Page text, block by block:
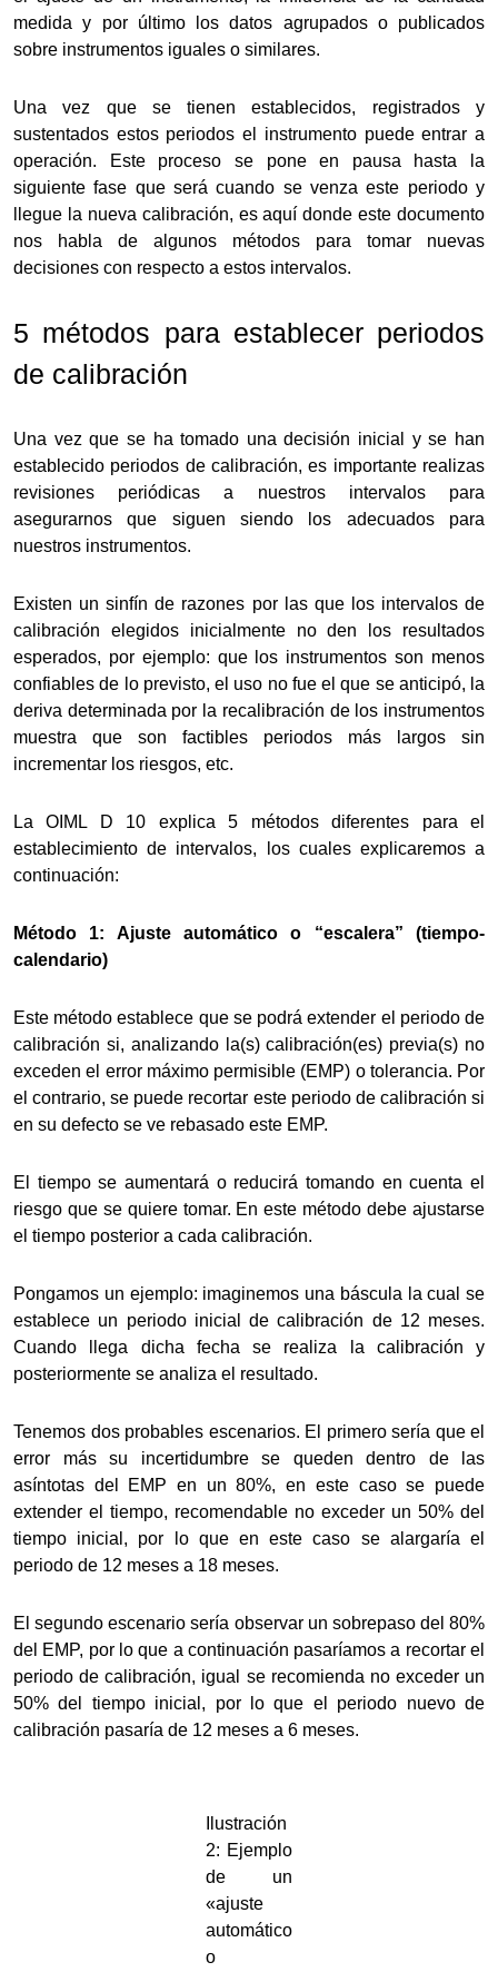
medida y por último los datos agrupados o publicados
sobre instrumentos iguales o similares.
Una vez que se tienen establecidos, registrados y
sustentados estos periodos el instrumento puede entrar a
operación. Este proceso se pone en pausa hasta la
siguiente fase que será cuando se venza este periodo y
llegue la nueva calibración, es aquí donde este documento
nos habla de algunos métodos para tomar nuevas
decisiones con respecto a estos intervalos.
5 métodos para establecer periodos
de calibración
Una vez que se ha tomado una decisión inicial y se han
establecido periodos de calibración, es importante realizas
revisiones periódicas a nuestros intervalos para
asegurarnos que siguen siendo los adecuados para
nuestros instrumentos.
Existen un sinfín de razones por las que los intervalos de
calibración elegidos inicialmente no den los resultados
esperados, por ejemplo: que los instrumentos son menos
confiables de lo previsto, el uso no fue el que se anticipó, la
deriva determinada por la recalibración de los instrumentos
muestra que son factibles periodos más largos sin
incrementar los riesgos, etc.
La OIML D 10 explica 5 métodos diferentes para el
establecimiento de intervalos, los cuales explicaremos a
continuación:
Método 1: Ajuste automático o “escalera” (tiempo-
calendario)
Este método establece que se podrá extender el periodo de
calibración si, analizando la(s) calibración(es) previa(s) no
exceden el error máximo permisible (EMP) o tolerancia. Por
el contrario, se puede recortar este periodo de calibración si
en su defecto se ve rebasado este EMP.
El tiempo se aumentará o reducirá tomando en cuenta el
riesgo que se quiere tomar. En este método debe ajustarse
el tiempo posterior a cada calibración.
Pongamos un ejemplo: imaginemos una báscula la cual se
establece un periodo inicial de calibración de 12 meses.
Cuando llega dicha fecha se realiza la calibración y
posteriormente se analiza el resultado.
Tenemos dos probables escenarios. El primero sería que el
error más su incertidumbre se queden dentro de las
asíntotas del EMP en un 80%, en este caso se puede
extender el tiempo, recomendable no exceder un 50% del
tiempo inicial, por lo que en este caso se alargaría el
periodo de 12 meses a 18 meses.
El segundo escenario sería observar un sobrepaso del 80%
del EMP, por lo que a continuación pasaríamos a recortar el
periodo de calibración, igual se recomienda no exceder un
50% del tiempo inicial, por lo que el periodo nuevo de
calibración pasaría de 12 meses a 6 meses.
Ilustración
2: Ejemplo
de un
«ajuste
automático
o